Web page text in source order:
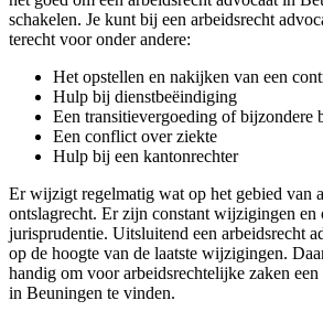
schakelen. Je kunt bij een arbeidsrecht
terecht voor onder andere:
Het opstellen en nakijken van een
Hulp bij dienstbeëindiging
Een transitievergoeding of bijzondere
Een conflict over ziekte
Hulp bij een kantonrechter
Er wijzigt regelmatig wat op het gebied van
ontslagrecht. Er zijn constant wijzigingen
jurisprudentie. Uitsluitend een arbeidsrecht
op de hoogte van de laatste wijzigingen.
handig om voor arbeidsrechtelijke zaken een
in Beuningen te vinden.